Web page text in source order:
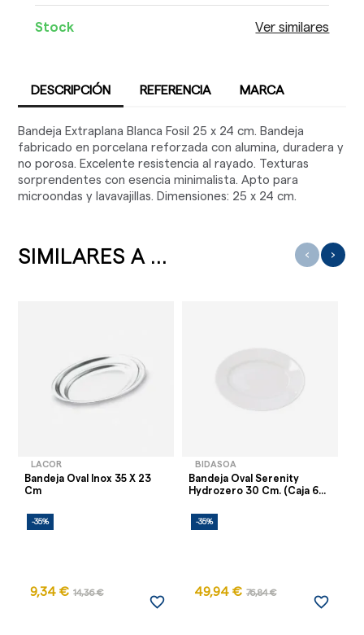
Stock Ver similares
DESCRIPCIÓN REFERENCIA MARCA
Bandeja Extraplana Blanca Fosil 25 x 24 cm. Bandeja
fabricado en porcelana reforzada con alumina, duradera y
no porosa. Excelente resistencia al rayado. Texturas
sorprendentes con esencia minimalista. Apto para
microondas y lavavajillas. Dimensiones: 25 x 24 cm.
SIMILARES A ...
LACOR
Bandeja Oval Inox 35 X 23
Cm
-35%
9,34 € 14,36 €
favorite_border
BIDASOA
Bandeja Oval Serenity
Hydrozero 30 Cm. (Caja 6...
-35%
49,94 € 76,84 €
favorite_border
‹ ›